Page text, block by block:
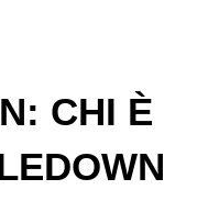
CHI È